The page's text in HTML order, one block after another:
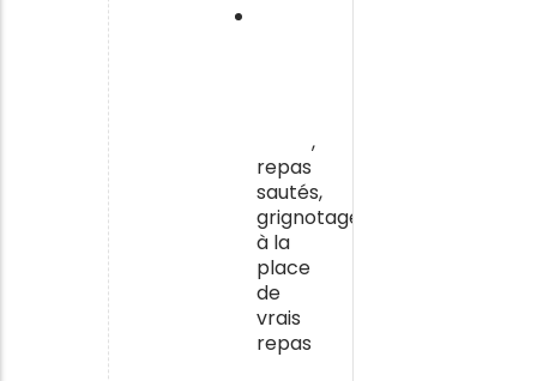
,
repas
sautés,
grignotage
à la
place
de
vrais
repas